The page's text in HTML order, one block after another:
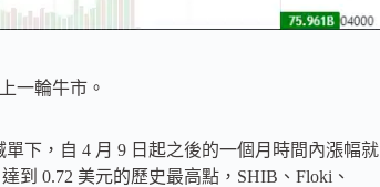
一輪牛市。
單下，自 4 月 9 日起之後的一個月時間內漲幅就
到 0.72 美元的歷史最高點，SHIB、Floki、